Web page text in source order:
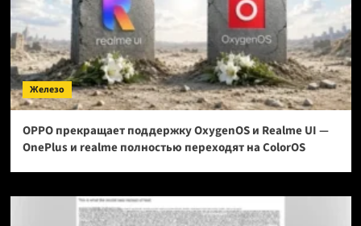
Железо
OPPO прекращает поддержку OxygenOS и Realme UI —
OnePlus и realme полностью переходят на ColorOS